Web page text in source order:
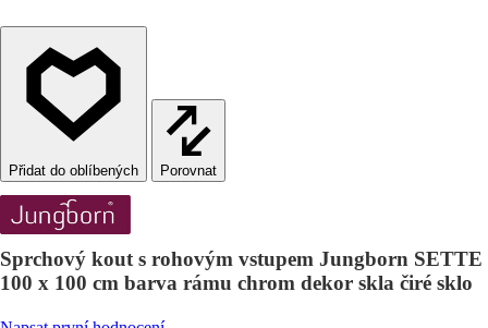
Porovnat
Sprchový kout s rohovým vstupem Jungborn SETTE
100 x 100 cm barva rámu chrom dekor skla čiré sklo